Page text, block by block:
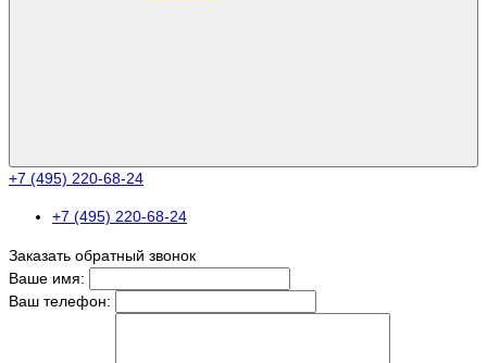
+7 (495) 220-68-24
+7 (495) 220-68-24
Заказать обратный звонок
Ваше имя:
Ваш телефон: